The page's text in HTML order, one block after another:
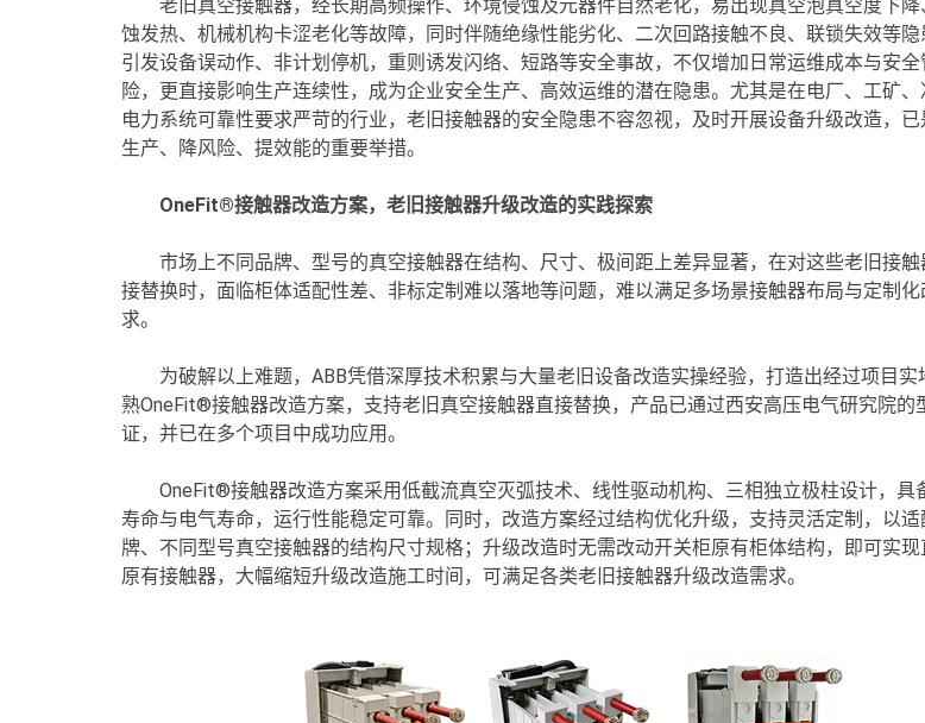
老旧真空接触器，经长期高频操作、环境侵蚀及元器件自然老化，易出现真空泡真空度下
蚀发热、机械机构卡涩老化等故障，同时伴随绝缘性能劣化、二次回路接触不良、联锁失效等隐
引发设备误动作、非计划停机，重则诱发闪络、短路等安全事故，不仅增加日常运维成本与安
险，更直接影响生产连续性，成为企业安全生产、高效运维的潜在隐患。尤其是在电厂、工矿
电力系统可靠性要求严苛的行业，老旧接触器的安全隐患不容忽视，及时开展设备升级改造，已
生产、降风险、提效能的重要举措。
OneFit®接触器改造方案，老旧接触器升级改造的实践探索
市场上不同品牌、型号的真空接触器在结构、尺寸、极间距上差异显著，在对这些老旧接触
接替换时，面临柜体适配性差、非标定制难以落地等问题，难以满足多场景接触器布局与定制化
求。
为破解以上难题，ABB凭借深厚技术积累与大量老旧设备改造实操经验，打造出经过项目实
熟OneFit®接触器改造方案，支持老旧真空接触器直接替换，产品已通过西安高压电气研究院的
证，并已在多个项目中成功应用。
OneFit®接触器改造方案采用低截流真空灭弧技术、线性驱动机构、三相独立极柱设计，具
寿命与电气寿命，运行性能稳定可靠。同时，改造方案经过结构优化升级，支持灵活定制，以适
牌、不同型号真空接触器的结构尺寸规格；升级改造时无需改动开关柜原有柜体结构，即可实
原有接触器，大幅缩短升级改造施工时间，可满足各类老旧接触器升级改造需求。